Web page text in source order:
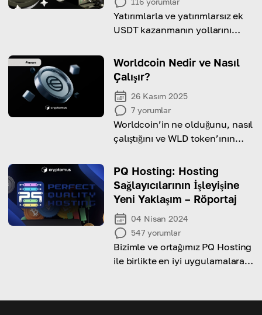
Yatırımlarla ve yatırımlarsız ek
USDT kazanmanın yollarını
Worldcoin Nedir ve Nasıl
Çalışır?
26 Kasım 2025
7 yorumlar
Worldcoin’in ne olduğunu, nasıl
çalıştığını ve WLD token’ının
keşfedin.
PQ Hosting: Hosting
Sağlayıcılarının İşleyişine
Yeni Yaklaşım – Röportaj
04 Nisan 2024
547 yorumlar
Bizimle ve ortağımız PQ Hosting
ile birlikte en iyi uygulamalara